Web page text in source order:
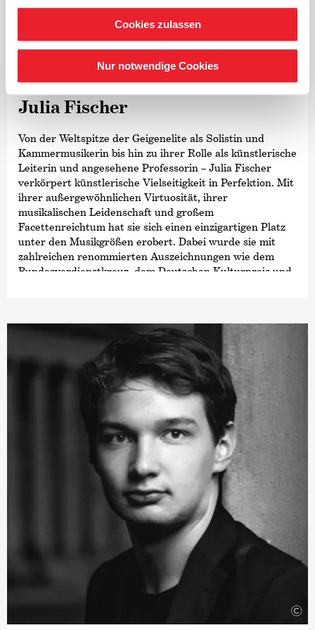
Cookies zulassen
Nur notwendige Cookies
©
Violine
Julia Fischer
Von der Weltspitze der Geigenelite als Solistin und
Kammermusikerin bis hin zu ihrer Rolle als künstlerische
Leiterin und angesehene Professorin – Julia Fischer
verkörpert künstlerische Vielseitigkeit in Perfektion. Mit
ihrer außergewöhnlichen Virtuosität, ihrer
musikalischen Leidenschaft und großem
Facettenreichtum hat sie sich einen einzigartigen Platz
unter den Musikgrößen erobert. Dabei wurde sie mit
zahlreichen renommierten Auszeichnungen wie dem
Bundesverdienstkreuz, dem Deutschen Kulturpreis und
gefragt, so spielte sie bei der Verleihung des
Nobelpreises 2023.
Schon früh in ihrer Karriere setzte Julia Fischer mit
dem ersten Preis beim internationalen Yehudi-Menuhin-
Wettbewerb im Jahr 1995 einen Meilenstein. Seitdem hat
sie die Bühnen dieser Welt erobert und ist bei den
renommiertesten Orchestern zu Gast, wo sie mit
namhaften Dirigenten zusammenarbeitet.
Als begeisterte Kammermusikerin hat Julia Fischer enge
musikalische Partnerschaften geschmiedet, u. a. mit
Yulianna Avdeeva, Jan Lisiecki, Daniel Müller-Schott
oder ihrem eigenen Quartett mit Nils Mönkemeyer,
Alexander Sitkovetsky und Benjamin Nyffenegger.
Orchester wie die Academy of St. Martin in the Fields,
die Kammerakademie Potsdam oder das Zürcher
Kammerorchester leitet sie vom ersten Pult. Seit 2024
übernimmt sie zudem die künstlerische Leitung des
©